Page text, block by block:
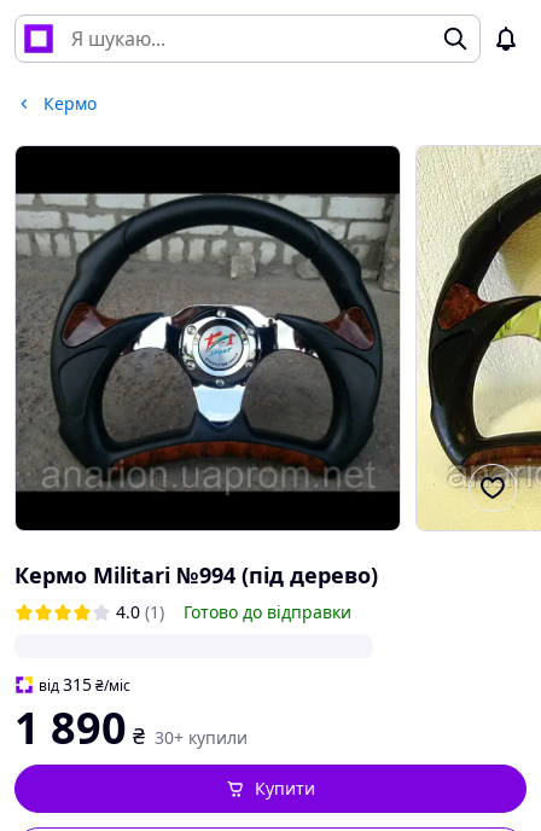
Кермо
Кермо Militari №994 (під дерево)
4.0 (1) Готово до відправки
від315₴/міс
1 890 ₴ 30+ купили
Купити